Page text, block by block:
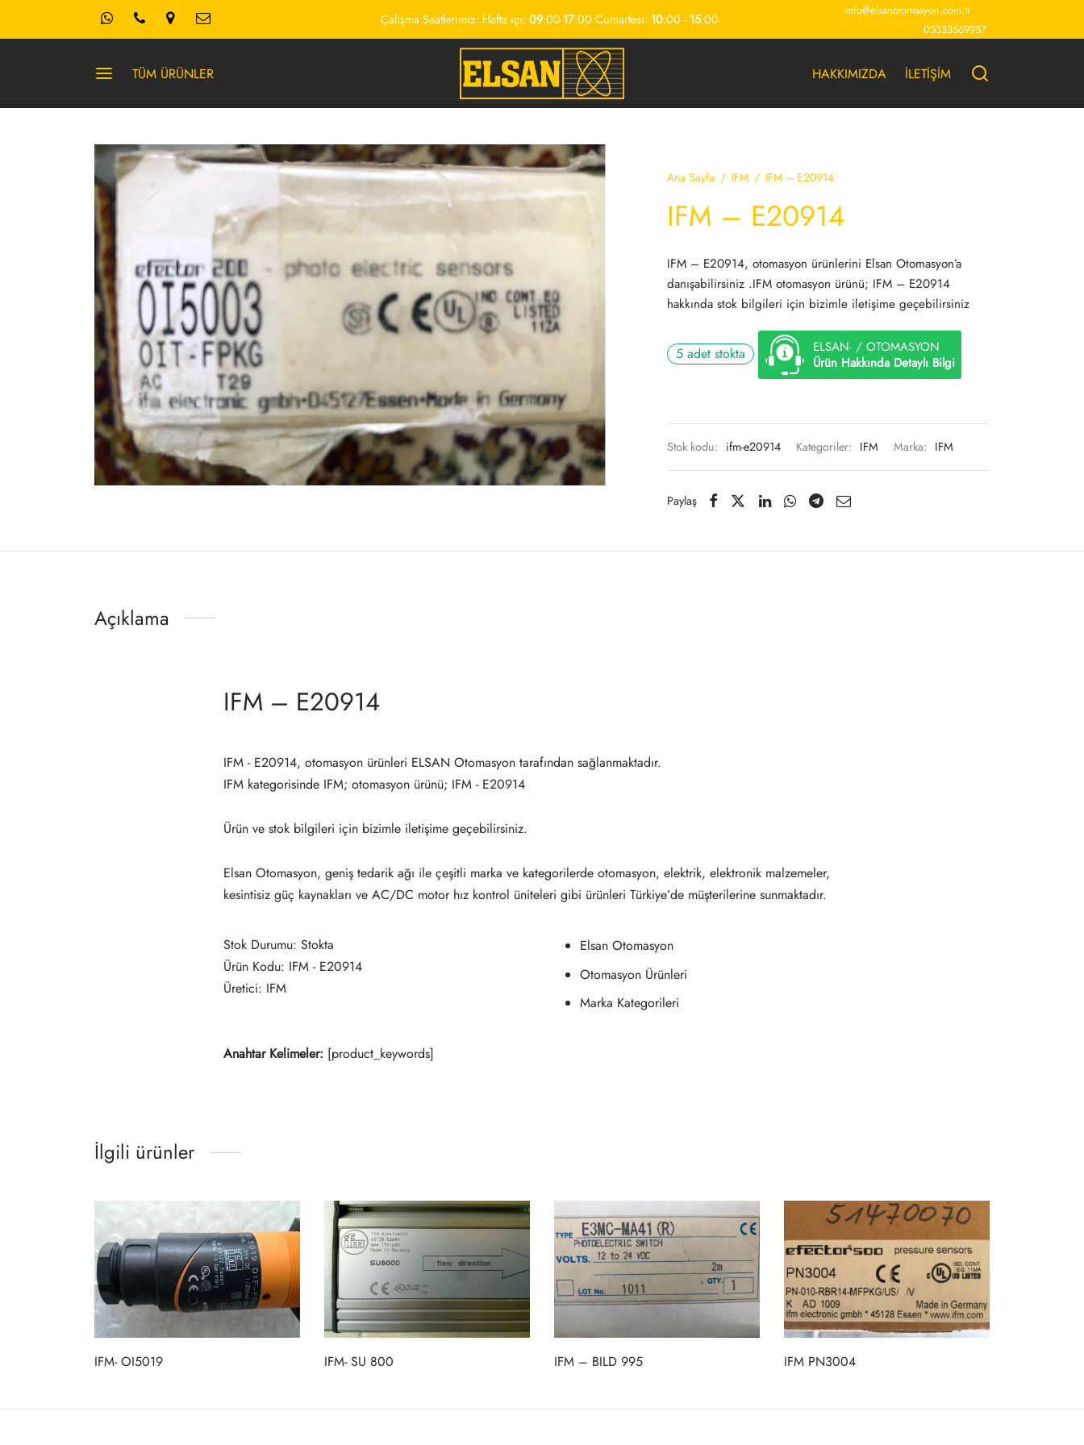
Çalışma Saatlerimiz: Hafta içi: 09:00-17:00 Cumartesi: 10:00 - 15:00
info@elsanotomasyon.com.tr
05333569957
TÜM ÜRÜNLER HAKKIMIZDA İLETİŞİM
Ana Sayfa / IFM / IFM – E20914
IFM – E20914
IFM – E20914, otomasyon ürünlerini Elsan Otomasyon’a
danışabilirsiniz .IFM otomasyon ürünü; IFM – E20914
hakkında stok bilgileri için bizimle iletişime geçebilirsiniz
5 adet stokta
ELSAN- / OTOMASYON
Ürün Hakkında Detaylı Bilgi
Stok kodu: ifm-e20914 Kategoriler: IFM Marka: IFM
Paylaş
Açıklama
IFM – E20914
IFM - E20914, otomasyon ürünleri ELSAN Otomasyon tarafından sağlanmaktadır.
IFM kategorisinde IFM; otomasyon ürünü; IFM - E20914
Ürün ve stok bilgileri için bizimle iletişime geçebilirsiniz.
Elsan Otomasyon, geniş tedarik ağı ile çeşitli marka ve kategorilerde otomasyon, elektrik, elektronik malzemeler,
kesintisiz güç kaynakları ve AC/DC motor hız kontrol üniteleri gibi ürünleri Türkiye’de müşterilerine sunmaktadır.
Stok Durumu: Stokta
Ürün Kodu: IFM - E20914
Üretici: IFM
Elsan Otomasyon
Otomasyon Ürünleri
Marka Kategorileri
Anahtar Kelimeler: [product_keywords]
İlgili ürünler
IFM- OI5019 IFM- SU 800 IFM – BILD 995 IFM PN3004